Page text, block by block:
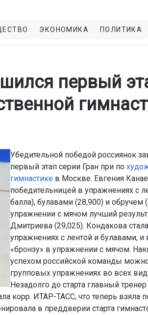
ЭКОНОМИКА ПОЛИТИКА
первый
Убедительной победой россиянок
первый этап серии Гран при по
гимнастике в Москве. Евгения
победительницей в упражнениях с
балла), булавами (28,900) и обручем
упражнении с мячом лучший
Дмитриева (29,025). Кондакова
упражнениях с лентой и булавами, и
«бронзу» в упражнении с мячом.
успехом российской команды
групповых упражнениях во всех
Незадолго до старта главный
корр. ИТАР-ТАСС, что теперь взяла
в преддверии старта